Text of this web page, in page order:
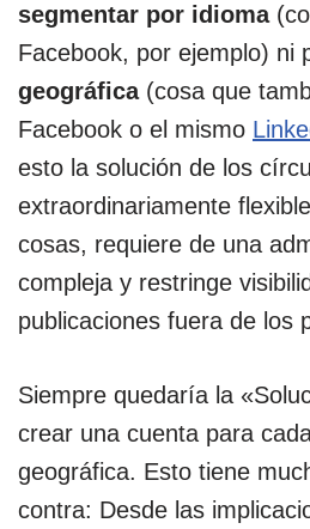
segmentar por idioma
Facebook, por ejemplo) ni
geográfica(cosa que
Facebook o el mismo
esto la solución de los
extraordinariamente
cosas, requiere de una
compleja y restringe
publicaciones fuera de los
Siempre quedaría la
crear una cuenta para
geográfica. Esto tiene
contra: Desde las